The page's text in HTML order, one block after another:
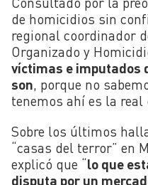
de homicidios sin
regional coordinador
Organizado y
víctimas e imputados
son, porque no
tenemos ahí es la real
Sobre los últimos
“casas del terror” en
explicó que “lo que
disputa por un